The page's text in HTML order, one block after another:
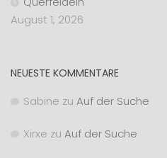
August 1, 2026
NEUESTE KOMMENTARE
Sabine zu Auf der Suche
Xirxe zu Auf der Suche